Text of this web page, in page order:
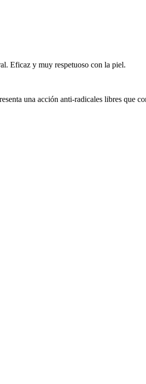
Eficaz y muy respetuoso con la piel.
una acción anti-radicales libres que